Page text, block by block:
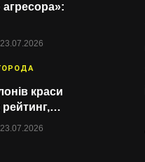
23.07.2026
краси
23.07.2026